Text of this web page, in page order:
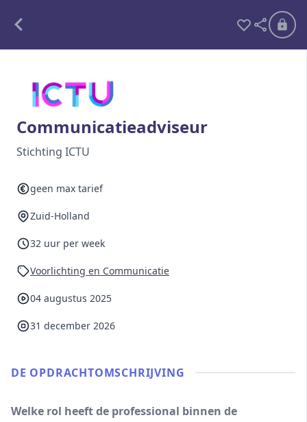
Freelance
Detachering
Interim opdrachten statistiek
Ben je al lid?
Communicatieadviseur
Stichting ICTU
geen max tarief
Zuid-Holland
32 uur per week
Voorlichting en Communicatie
04 augustus 2025
31 december 2026
DE OPDRACHT­OMSCHRIJVING
Welke rol heeft de professional binnen de